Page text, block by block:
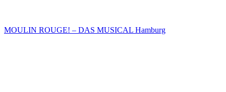
MOULIN ROUGE! – DAS MUSICAL Hamburg